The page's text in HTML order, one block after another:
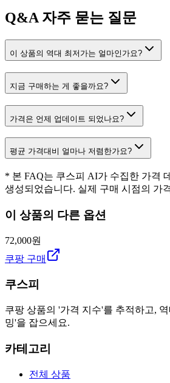
Q&A자주 묻는 질문
이 상품의 역대 최저가는 얼마인가요?
지금 구매하는 게 좋을까요?
가격은 언제 업데이트 되었나요?
평균 가격대비 얼마나 저렴한가요?
* 본 FAQ는 쿠스피 AI가 수집한 가격
생성되었습니다. 실제 구매 시점의 가
이 상품의 다른 옵션
72,000원
쿠팡 구매
쿠스피
쿠팡 상품의 '가격 지수'를 추적하고, 역
밍'을 잡으세요.
카테고리
전체 상품